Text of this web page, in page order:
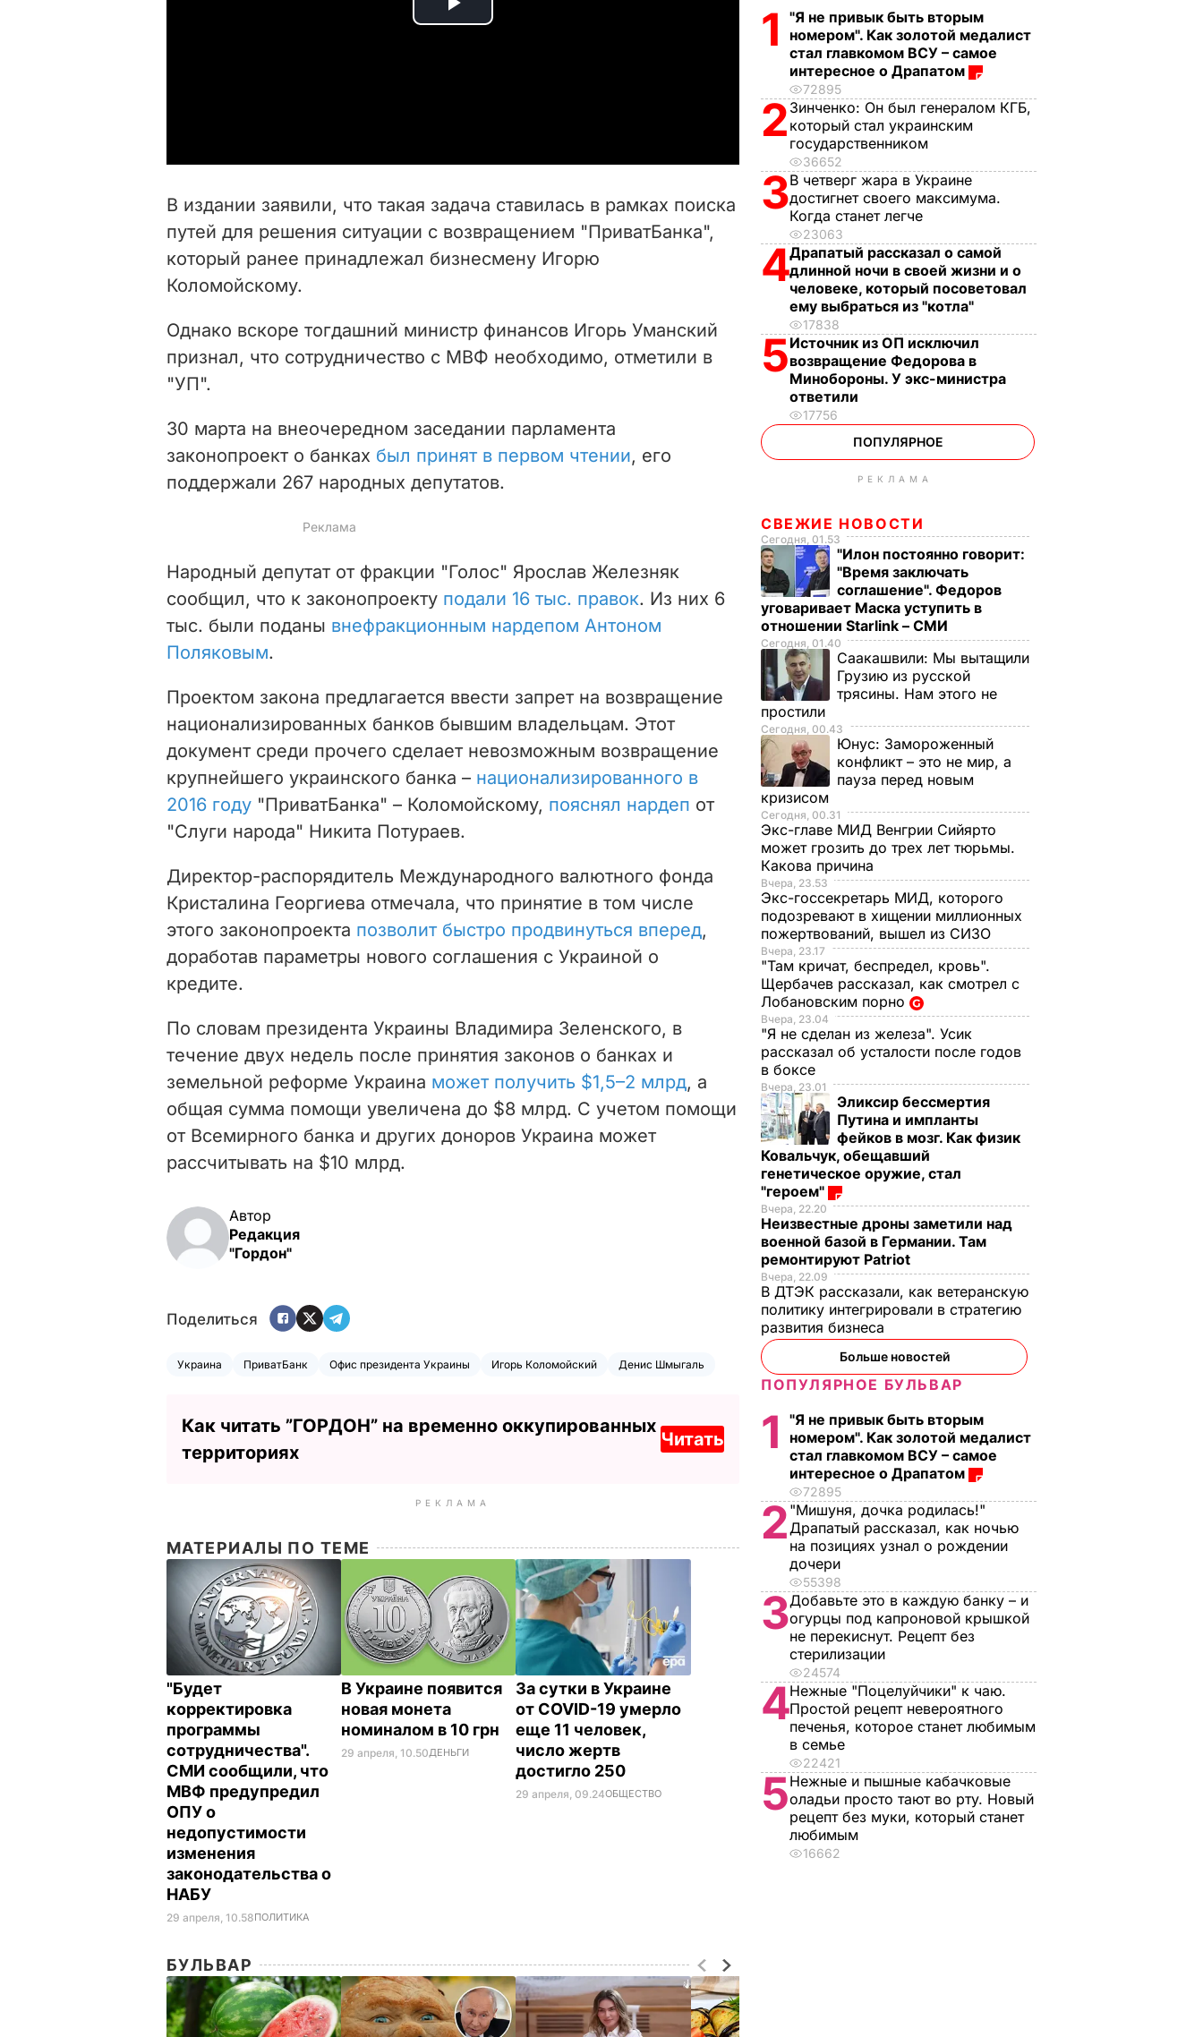
P
i
d
o
В издании заявили, что такая задача ставилась в рамках поиска
путей для решения ситуации с возвращением "ПриватБанка",
который ранее принадлежал бизнесмену Игорю
Коломойскому.
Однако вскоре тогдашний министр финансов Игорь Уманский
признал, что сотрудничество с МВФ необходимо, отметили в
"УП".
30 марта на внеочередном заседании парламента
законопроект о банках был принят в первом чтении, его
поддержали 267 народных депутатов.
Народный депутат от фракции "Голос" Ярослав Железняк
сообщил, что к законопроекту подали 16 тыс. правок. Из них 6
тыс. были поданы внефракционным нардепом Антоном
Поляковым.
Проектом закона предлагается ввести запрет на возвращение
национализированных банков бывшим владельцам. Этот
документ среди прочего сделает невозможным возвращение
крупнейшего украинского банка – национализированного в
2016 году "ПриватБанка" – Коломойскому, пояснял нардеп от
"Слуги народа" Никита Потураев.
Директор-распорядитель Международного валютного фонда
Кристалина Георгиева отмечала, что принятие в том числе
этого законопроекта позволит быстро продвинуться вперед,
доработав параметры нового соглашения с Украиной о
кредите.
По словам президента Украины Владимира Зеленского, в
течение двух недель после принятия законов о банках и
земельной реформе Украина может получить $1,5–2 млрд, а
общая сумма помощи увеличена до $8 млрд. С учетом помощи
от Всемирного банка и других доноров Украина может
рассчитывать на $10 млрд.
Автор
Редакция
"Гордон"
Поделиться
Украина ПриватБанк Офис президента Украины Игорь Коломойский Денис Шмыгаль
Как читать ”ГОРДОН” на временно оккупированных
территориях
Читать
РЕКЛАМА
МАТЕРИАЛЫ ПО ТЕМЕ
"Будет
корректировка
программы
сотрудничества".
СМИ сообщили, что
МВФ предупредил
ОПУ о
недопустимости
изменения
законодательства о
НАБУ
29 апреля, 10.58ПОЛИТИКА
В Украине появится
новая монета
номиналом в 10 грн
29 апреля, 10.50ДЕНЬГИ
За сутки в Украине
от COVID-19 умерло
еще 11 человек,
число жертв
достигло 250
29 апреля, 09.24ОБЩЕСТВО
БУЛЬВАР
1
"Я не привык быть вторым
номером". Как золотой медалист
стал главкомом ВСУ – самое
интересное о Драпатом
72895
2 Зинченко: Он был генералом КГБ,
который стал украинским
государственником
36652
3В четверг жара в Украине
достигнет своего максимума.
Когда станет легче
23063
4Драпатый рассказал о самой
длинной ночи в своей жизни и о
человеке, который посоветовал
ему выбраться из "котла"
17838
5Источник из ОП исключил
возвращение Федорова в
Минобороны. У экс-министра
ответили
17756
ПОПУЛЯРНОЕ
РЕКЛАМА
СВЕЖИЕ НОВОСТИ
Сегодня, 01.53
"Илон постоянно говорит:
"Время заключать
соглашение". Федоров
уговаривает Маска уступить в
отношении Starlink – СМИ
Сегодня, 01.40
Саакашвили: Мы вытащили
Грузию из русской
трясины. Нам этого не
простили
Сегодня, 00.43
Юнус: Замороженный
конфликт – это не мир, а
пауза перед новым
кризисом
Сегодня, 00.31
Экс-главе МИД Венгрии Сийярто
может грозить до трех лет тюрьмы.
Какова причина
Вчера, 23.53
Экс-госсекретарь МИД, которого
подозревают в хищении миллионных
пожертвований, вышел из СИЗО
Вчера, 23.17
"Там кричат, беспредел, кровь".
Щербачев рассказал, как смотрел с
Лобановским порно
Вчера, 23.04
"Я не сделан из железа". Усик
рассказал об усталости после годов
в боксе
Вчера, 23.01
Эликсир бессмертия
Путина и импланты
фейков в мозг. Как физик
Ковальчук, обещавший
генетическое оружие, стал
"героем"
Вчера, 22.20
Неизвестные дроны заметили над
военной базой в Германии. Там
ремонтируют Patriot
Вчера, 22.09
В ДТЭК рассказали, как ветеранскую
политику интегрировали в стратегию
развития бизнеса
Больше новостей
ПОПУЛЯРНОЕ БУЛЬВАР
1
"Я не привык быть вторым
номером". Как золотой медалист
стал главкомом ВСУ – самое
интересное о Драпатом
72895
2 "Мишуня, дочка родилась!"
Драпатый рассказал, как ночью
на позициях узнал о рождении
дочери
55398
3Добавьте это в каждую банку – и
огурцы под капроновой крышкой
не перекиснут. Рецепт без
стерилизации
24574
4Нежные "Поцелуйчики" к чаю.
Простой рецепт невероятного
печенья, которое станет любимым
в семье
22421
5Нежные и пышные кабачковые
оладьи просто тают во рту. Новый
рецепт без муки, который станет
любимым
16662